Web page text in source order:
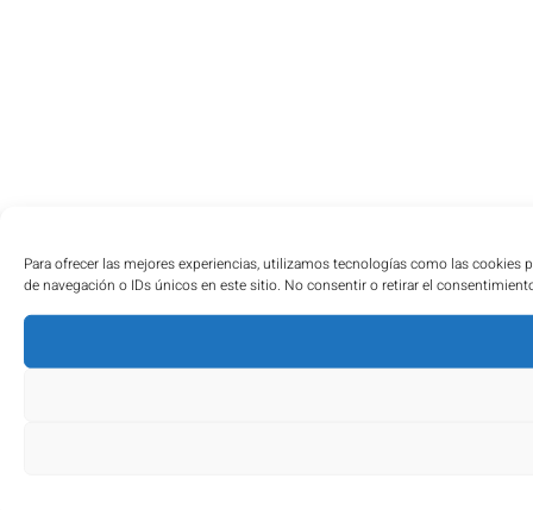
Para ofrecer las mejores experiencias, utilizamos tecnologías como las
de navegación o IDs únicos en este sitio. No consentir o retirar el